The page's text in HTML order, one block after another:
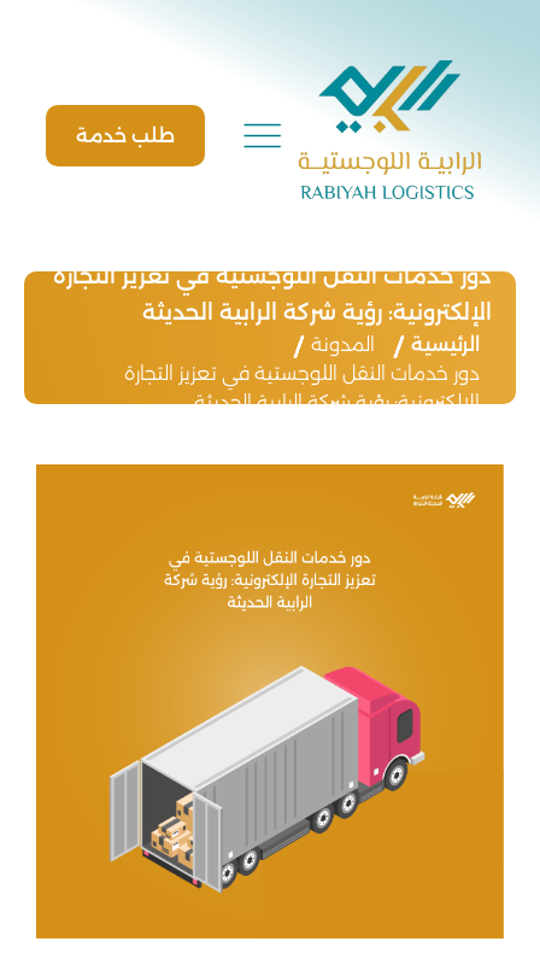
content
طلب خدمة
دور خدمات النقل اللوجستية في تعزيز التجارة
الإلكترونية: رؤية شركة الرابية الحديثة
الرئيسية
المدونة
دور خدمات النقل اللوجستية في تعزيز التجارة
الإلكترونية: رؤية شركة الرابية الحديثة